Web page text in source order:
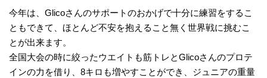
今年は、Glicoさんのサポートのおかげで十分に練習をするこ
ともできて、ほとんど不安を抱えること無く世界戦に挑むこ
とが出来ます。
全国大会の時に絞ったウエイトも筋トレとGlicoさんのプロテ
インの力を借り、8キロも増やすことができ、ジュニアの重量